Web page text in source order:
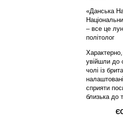
«Данська
– все це
політолог
увійшли до
чолі із
сприяти
близька до